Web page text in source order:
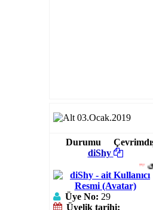
03.Ocak.2019
Durumu
diShy
یơυℓℓεss ..
Üye No: 29
Üyelik tarihi: